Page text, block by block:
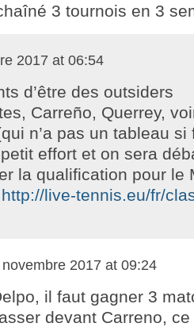
3 tournois en 3
2017 at 06:54
d’être des outsiders
Carreño, Querrey,
n’a pas un tableau
effort et on sera
la qualification pour
http://live-tennis.eu/fr/
novembre 2017 at 09:24
il faut gagner 3
devant Carreno, ce